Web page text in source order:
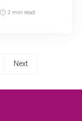
2 min read
Next